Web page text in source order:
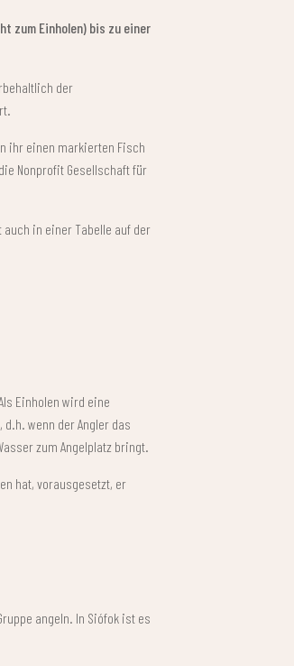
zum Einholen) bis zu einer
der
ihr einen markierten Fisch
Nonprofit Gesellschaft für
in einer Tabelle auf der
Einholen wird eine
wenn der Angler das
zum Angelplatz bringt.
hat, vorausgesetzt, er
angeln. In Siófok ist es